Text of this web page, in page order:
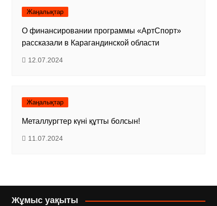
Жаңалықтар
О финансировании программы «АртСпорт»
рассказали в Карагандинской области
12.07.2024
Жаңалықтар
Металлургтер күні құтты болсын!
11.07.2024
Жұмыс уақыты